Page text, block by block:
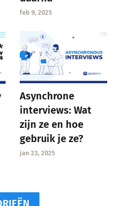
feb 9, 2025
Asynchrone
interviews: Wat
zijn ze en hoe
gebruik je ze?
jan 23, 2025